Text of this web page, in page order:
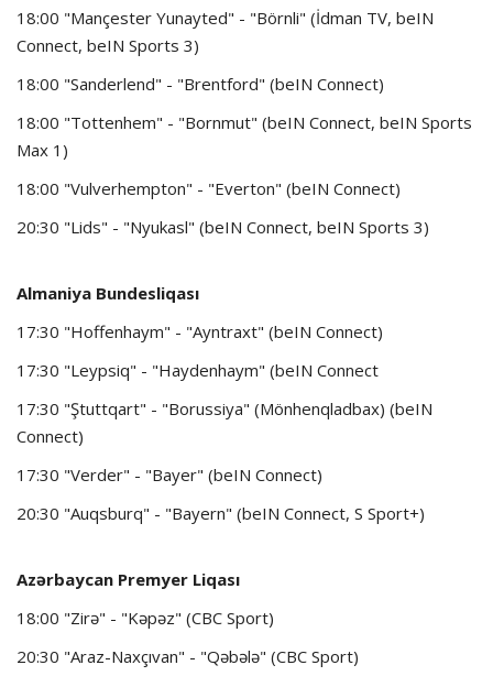
18:00 "Mançester Yunayted" - "Börnli" (İdman TV, beIN
Connect, beIN Sports 3)
18:00 "Sanderlend" - "Brentford" (beIN Connect)
18:00 "Tottenhem" - "Bornmut" (beIN Connect, beIN Sports
Max 1)
18:00 "Vulverhempton" - "Everton" (beIN Connect)
20:30 "Lids" - "Nyukasl" (beIN Connect, beIN Sports 3)
Almaniya Bundesliqası
17:30 "Hoffenhaym" - "Ayntraxt" (beIN Connect)
17:30 "Leypsiq" - "Haydenhaym" (beIN Connect
17:30 "Ştuttqart" - "Borussiya" (Mönhenqladbax) (beIN
Connect)
17:30 "Verder" - "Bayer" (beIN Connect)
20:30 "Auqsburq" - "Bayern" (beIN Connect, S Sport+)
Azərbaycan Premyer Liqası
18:00 "Zirə" - "Kəpəz" (CBC Sport)
20:30 "Araz-Naxçıvan" - "Qəbələ" (CBC Sport)